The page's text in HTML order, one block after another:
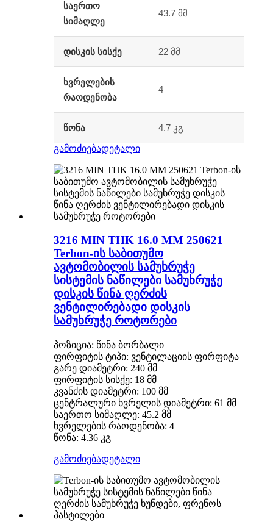
საერთო
სიმაღლე
43.7 მმ
დისკის სისქე 22 მმ
ხვრელების
რაოდენობა
4
წონა
4.7 კგ
გამოძიებადეტალი
3216 MIN THK 16.0 MM 250621
Terbon-ის საბითუმო
ავტომობილის სამუხრუჭე
სისტემის ნაწილები სამუხრუჭე
დისკის წინა ღერძის
ვენტილირებადი დისკის
სამუხრუჭე როტორები
პოზიცია: წინა ბორბალი
ფირფიტის ტიპი: ვენტილაციის ფირფიტა
გარე დიამეტრი: 240 მმ
ფირფიტის სისქე: 18 მმ
კვანძის დიამეტრი: 100 მმ
ცენტრალური ხვრელის დიამეტრი: 61 მმ
საერთო სიმაღლე: 45.2 მმ
ხვრელების რაოდენობა: 4
წონა: 4.36 კგ
გამოძიებადეტალი